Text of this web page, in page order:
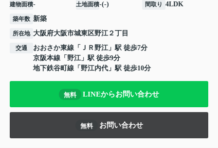
建物面積- 土地面積-(-) 間取り 4LDK
築年数 新築
所在地 大阪府大阪市城東区野江２丁目
交通 おおさか東線 「 ＪＲ野江」駅 徒歩7分
京阪本線 「 野江」駅 徒歩9分
地下鉄谷町線 「 野江内代 」駅 徒歩10分
無料 LINEからお問い合わせ
無料 お問い合わせ